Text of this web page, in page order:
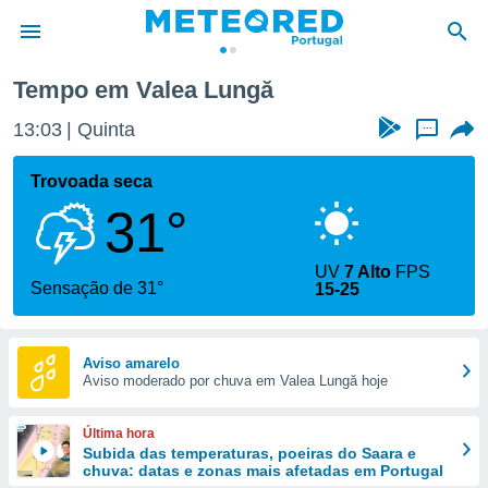
da
foi
a este
das
e
forma
digital
Tempo em Valea Lungă
13:03 Quinta ...
Trovoada seca
31°
Sensação de 31°
UV7 Alto FPS
15-25
Aviso amarelo
Aviso moderado por chuva em Valea Lungă hoje
Última hora
Subida das temperaturas, poeiras do Saara e
chuva: datas e zonas mais afetadas em Portugal